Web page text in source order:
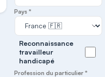
Pays *
Reconnaissance
travailleur
handicapé
Profession du particulier *